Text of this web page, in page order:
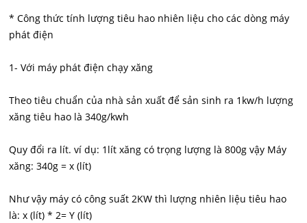
* Công thức tính lượng tiêu hao nhiên liệu cho các dòng máy
phát điện
1- Với máy phát điện chạy xăng
Theo tiêu chuẩn của nhà sản xuất để sản sinh ra 1kw/h lượng
xăng tiêu hao là 340g/kwh
Quy đổi ra lít. ví dụ: 1lít xăng có trọng lượng là 800g vậy Máy
xăng: 340g = x (lít)
Như vậy máy có công suất 2KW thì lượng nhiên liệu tiêu hao
là: x (lít) * 2= Y (lít)